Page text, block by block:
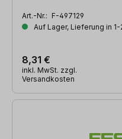
Art.-Nr.: F-497129
Auf Lager, Lieferung in
8,31 €
inkl. MwSt. zzgl.
Versandkosten